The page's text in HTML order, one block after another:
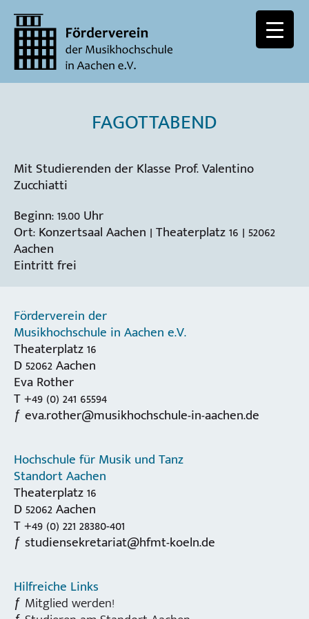
FAGOTTABEND
Mit Studierenden der Klasse Prof. Valentino
Zucchiatti
Beginn: 19.00 Uhr
Ort: Konzertsaal Aachen | Theaterplatz 16 | 52062
Aachen
Eintritt frei
Förderverein der
Musikhochschule in Aachen e.V.
Theaterplatz 16
D 52062 Aachen
Eva Rother
T +49 (0) 241 65594
eva.rother@musikhochschule-in-aachen.de
Hochschule für Musik und Tanz
Standort Aachen
Theaterplatz 16
D 52062 Aachen
T +49 (0) 221 28380-401
studiensekretariat@hfmt-koeln.de
Hilfreiche Links
Mitglied werden!